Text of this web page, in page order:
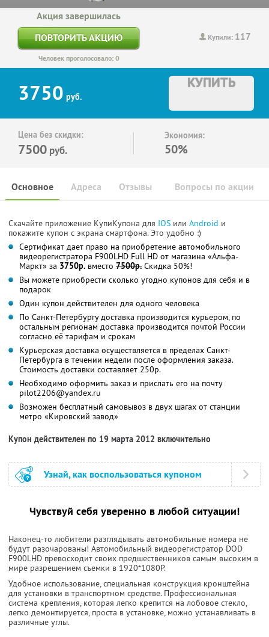
Купили: 117
Акция завершилась
ПОВТОРИТЬ АКЦИЮ
Человек проголосовало: 0
3750 руб.
КУПИТЬ
Цена без скидки:
7500 руб.
Экономия:
50%
Основное Отзывы Вопросы по акции
Адреса
Скачайте приложение КупиКупона для IOS или Android и
покажите купон с экрана смартфона. Это удобно :)
Сертификат дает право на приобретение автомобильного
видеорегистратора F900LHD Full HD от магазина «Альфа-
Маркт» за 3750р. вместо 7500р. Скидка 50%!
Вы можете приобрести сколько угодно купонов для себя и в
подарок
Один купон действителен для одного человека
По Санкт-Петербургу доставка производится курьером, по
остальным регионам доставка производится почтой России
согласно её тарифам и срокам
Курьерская доставка осуществляется в пределах Санкт-
Петербурга в течении недели после оформления заказа.
Стоимость доставки составляет 250р.
Необходимо оформить заказ и прислать его на почту
pilot2206@yandex.ru
Возможен бесплатный самовывоз в двух шагах от станции
метро «Кировский завод»
Купон действителен по 19 марта 2012 включительно
Узнай, как воспользоваться купоном
Чувствуй себя уверенно в любой ситуации!
Наконец-то любители разглядывать автомобильные номера не
будут разочарованы! Автомобильный видеорегистратор DOD
F900LHD превосходит своих предшественников самым высоким в
мире разрешением съемки в 1920*1080P.
Удобное использование, специальная конструкция кронштейна
для установки в транспортном средстве. Профессиональная
система крепления, которая легко крепится на лобовое стекло,
легко демонтируется, проста в установке, можно устанавливать в
различные углы.